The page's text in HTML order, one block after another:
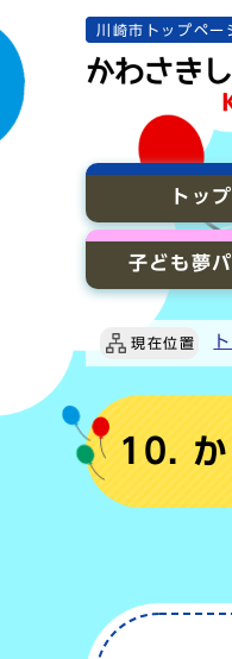
川崎市トップペー
トップ
子ども夢
現在位置
10. か